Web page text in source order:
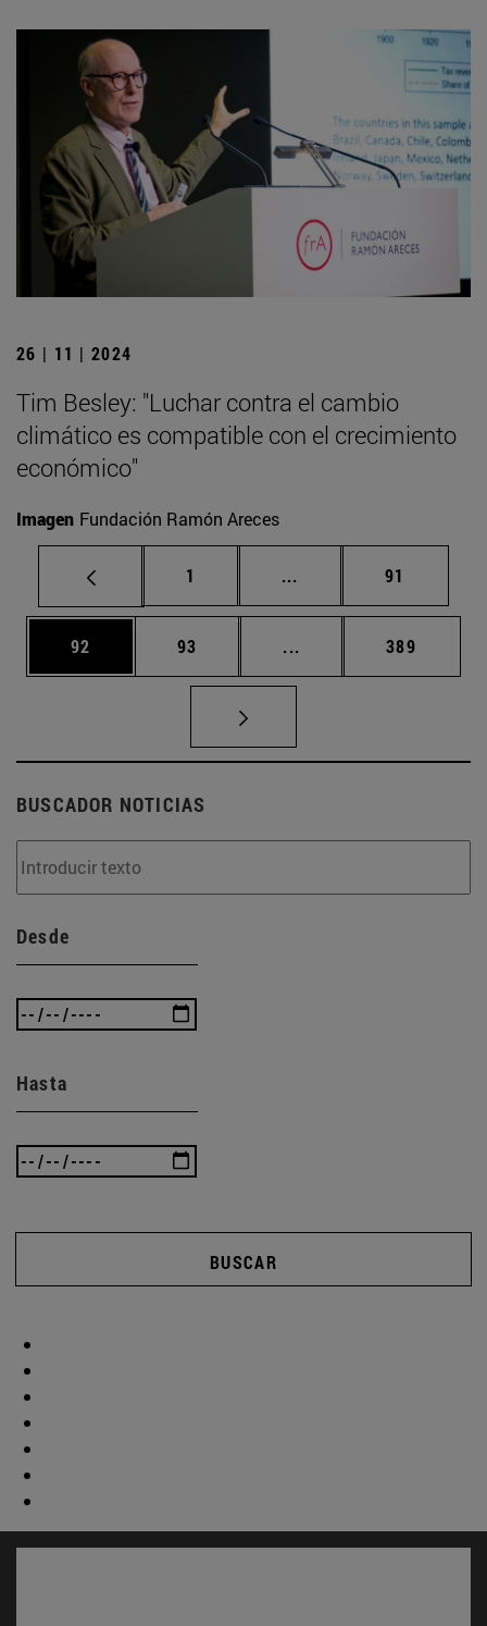
26 | 11 | 2024
Tim Besley: "Luchar contra el cambio
climático es compatible con el crecimiento
económico"
Imagen Fundación Ramón Areces
Página
1 ... Páginas intermedias
Página
91
Página
92 Página
93 ... Páginas intermedias
Página
389
BUSCADOR NOTICIAS
Desde
Hasta
BUSCAR